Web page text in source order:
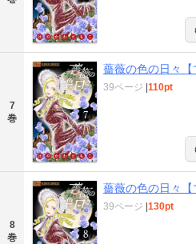
7
巻
薔薇の色の日々
39ページ |110pt
8
巻
薔薇の色の日々
39ページ |130pt